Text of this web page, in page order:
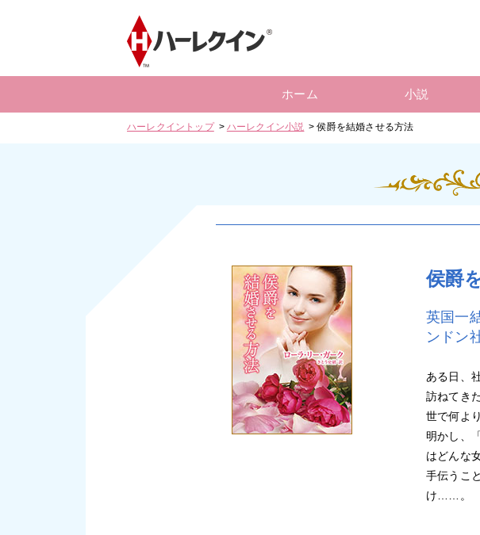
ホーム 小説
ハーレクイントップ ハーレクイン小説 侯爵を結婚させる方法
侯爵
英国一
ンドン
ある日、
訪ねてき
世で何よ
明かし、
はどんな
手伝うこ
け……。